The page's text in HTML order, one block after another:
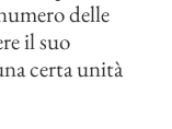
delle
il suo
certa unità